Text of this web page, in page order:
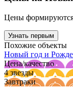
Цены
Узнать первым
Похожие объекты
Новый год и
Цена/качество
4 звезды
Завтраки